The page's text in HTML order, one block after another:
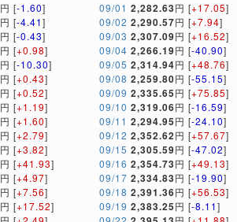
円 [-1.60]
円 [-4.41]
円 [-0.43]
円 [+0.98]
円 [-10.30]
円 [+0.43]
円 [+0.52]
円 [+1.19]
円 [+1.60]
円 [+2.79]
円 [+3.82]
円 [+41.93]
円 [+4.97]
円 [+7.56]
円 [+17.52]
09/01 2,282.63円 [+17.05]
09/02 2,290.57円 [+7.94]
09/03 2,307.09円 [+16.52]
09/04 2,266.19円 [-40.90]
09/05 2,314.94円 [+48.76]
09/08 2,259.80円 [-55.15]
09/09 2,335.65円 [+75.85]
09/10 2,319.06円 [-16.59]
09/11 2,294.95円 [-24.10]
09/12 2,352.62円 [+57.67]
09/15 2,305.59円 [-47.02]
09/16 2,354.73円 [+49.13]
09/17 2,334.83円 [-19.90]
09/18 2,391.36円 [+56.53]
09/19 2,383.25円 [-8.11]